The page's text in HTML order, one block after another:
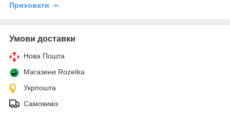
Приховати
Умови доставки
Нова Пошта
Магазини Rozetka
Укрпошта
Самовивіз